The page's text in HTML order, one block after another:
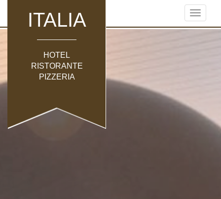
ITALIA
HOTEL
RISTORANTE
PIZZERIA
Toggle